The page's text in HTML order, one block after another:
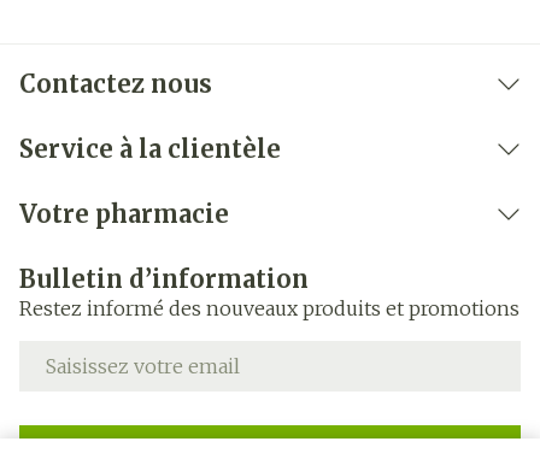
Contactez nous
Service à la clientèle
Votre pharmacie
Bulletin d’information
Restez informé des nouveaux produits et promotions
Adresse mail